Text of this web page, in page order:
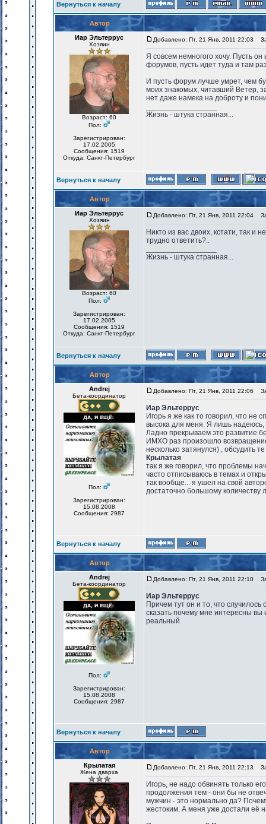
Вернуться к началу
Автор
Иар Эльтеррус
Хозяин
Возраст: 60
Пол:
Зарегистрирован:
17.02.2005
Сообщения: 1519
Откуда: Санкт-Петербург
Добавлено: Пт, 21 Янв, 2011 22:03
Я совсем немногого хочу. Пусть
форумов, пусть идет туда и там
И пусть форум лучше умрет, чем
моих знакомых, читавший Ветер,
нет даже намека на доброту и
Жизнь - штука странная...
Вернуться к началу
Автор
Иар Эльтеррус
Хозяин
Возраст: 60
Пол:
Зарегистрирован:
17.02.2005
Сообщения: 1519
Откуда: Санкт-Петербург
Добавлено: Пт, 21 Янв, 2011 22:04
Никто из вас двоих, кстати, так и
трудно ответить?..
Жизнь - штука странная...
Вернуться к началу
Автор
Andrej
Бета-координатор
Пол:
Зарегистрирован:
15.08.2008
Сообщения: 2987
Добавлено: Пт, 21 Янв, 2011 22:06
Иар Эльтеррус
Игорь я же как то говорил, что не
высока для меня. Я лишь надеюсь,
Ладно прекрываем это развитие
ИМХО раз произошло
несколько затянулся) , обсудить
Крылатая
так я же говорил, что проблемы
часто отписываюсь в темах и
так вообще... я ушел на свой
достаточно большому количеству
Вернуться к началу
Автор
Andrej
Бета-координатор
Пол:
Зарегистрирован:
15.08.2008
Сообщения: 2987
Добавлено: Пт, 21 Янв, 2011 22:10
Иар Эльтеррус
Причем тут он и то, что
сказать почему мне интересны
реальный.
Вернуться к началу
Автор
Крылатая
Жена дварха
Добавлено: Пт, 21 Янв, 2011 22:13
Игорь, не надо обвинять только
продолжения тем - они бы не
мужчин - это нормально да?
жестоким. А меня уже достали её